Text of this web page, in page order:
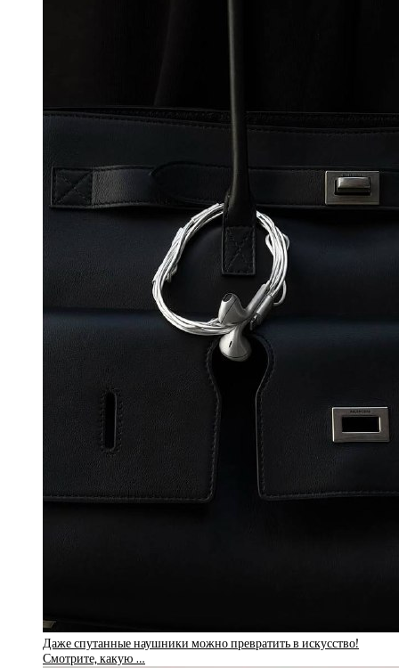
Даже спутанные наушники можно превратить в искусство!
Смотрите, какую …